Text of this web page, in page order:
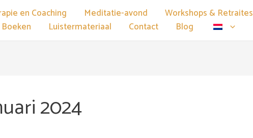
en Coaching Meditatie-avond Workshops & Retraites
Luistermateriaal Contact Blog
2024